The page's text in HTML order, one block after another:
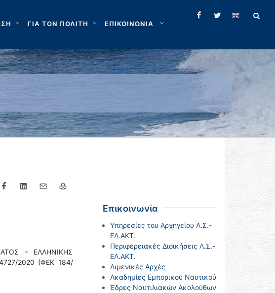
ΓΙΑ ΤΟΝ ΠΟΛΙΤΗ ΕΠΙΚΟΙΝΩΝΙΑ
– ΕΛΛΗΝΙΚΗΣ
2020 (ΦΕΚ 184/
Επικοινωνία
Υπηρεσίες του Αρχηγείου Λ.Σ.-
ΕΛ.ΑΚΤ.
Περιφερειακές Διοικήσεις Λ.Σ.-
ΕΛ.ΑΚΤ.
Λιμενικές Αρχές
Ακαδημίες Εμπορικού Ναυτικού
Έδρες Ναυτιλιακών Ακολούθων